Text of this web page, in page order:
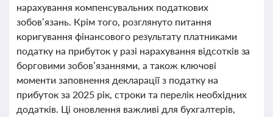
нарахування компенсувальних податкових
зобов’язань. Крім того, розглянуто питання
коригування фінансового результату платниками
податку на прибуток у разі нарахування відсотків за
борговими зобов’язаннями, а також ключові
моменти заповнення декларації з податку на
прибуток за 2025 рік, строки та перелік необхідних
додатків. Ці оновлення важливі для бухгалтерів,